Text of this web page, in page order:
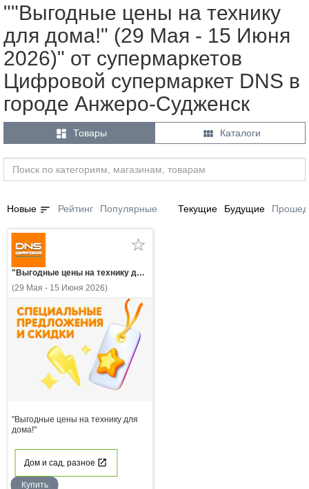
""Выгодные цены на технику
для дома!" (29 Мая - 15 Июня
2026)" от супермаркетов
Цифровой супермаркет DNS в
городе Анжеро-Судженск
 Товары  Каталоги
Новые sort Рейтинг Популярные Текущие Будущие
"Выгодные цены на технику для дома!"
(29 Мая - 15 Июня 2026)
"Выгодные цены на технику для
дома!"
Дом и сад, разное
Купить